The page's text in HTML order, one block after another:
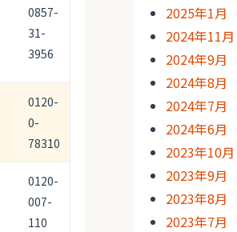
0857-
31-
3956
0120-
0-
78310
0120-
007-
110
2025年1月
2024年11月
2024年9月
2024年8月
2024年7月
2024年6月
2023年10月
2023年9月
2023年8月
2023年7月